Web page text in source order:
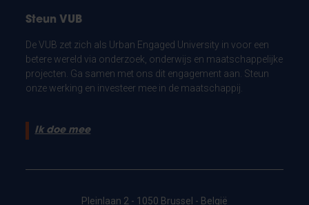
Steun VUB
De VUB zet zich als Urban Engaged University in voor een
betere wereld via onderzoek, onderwijs en maatschappelijke
projecten. Ga samen met ons dit engagement aan. Steun
onze werking en investeer mee in de maatschappij.
Ik doe mee
Pleinlaan 2 - 1050 Brussel - België